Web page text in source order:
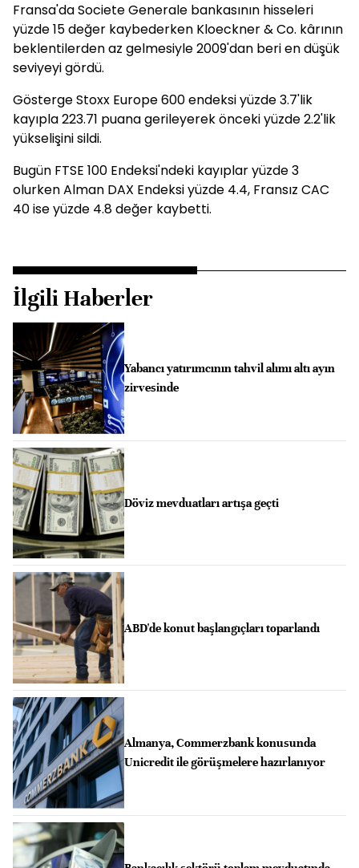
Fransa'da Societe Generale bankasının hisseleri
yüzde 15 değer kaybederken Kloeckner & Co. kârının
beklentilerden az gelmesiyle 2009'dan beri en düşük
seviyeyi gördü.
Gösterge Stoxx Europe 600 endeksi yüzde 3.7'lik
kayıpla 223.71 puana gerileyerek önceki yüzde 2.2'lik
yükselişini sildi.
Bugün FTSE 100 Endeksi'ndeki kayıplar yüzde 3
olurken Alman DAX Endeksi yüzde 4.4, Fransız CAC
40 ise yüzde 4.8 değer kaybetti.
İlgili Haberler
Yabancı yatırımcının tahvil alımı altı ayın
zirvesinde
Döviz mevduatları artışa geçti
ABD'de konut başlangıçları toparlandı
Almanya, Commerzbank konusunda
Unicredit ile görüşmelere hazırlanıyor